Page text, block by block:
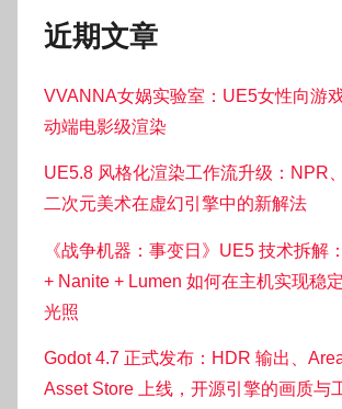
近期文章
VVANNA女娲实验室：UE5女性向游
动端电影级渲染
UE5.8 风格化渲染工作流升级：NPR
二次元美术在虚幻引擎中的新解法
《战争机器：事变日》UE5 技术拆解
+ Nanite + Lumen 如何在主机实现稳
光照
Godot 4.7 正式发布：HDR 输出、
Asset Store 上线，开源引擎的画质与